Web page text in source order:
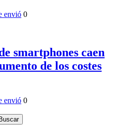
envió 0
smartphones caen
de los costes
envió 0